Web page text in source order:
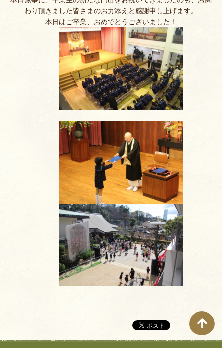
わり頂きました皆さまのお力添えと感謝申し上げます。
本日はご卒業、おめでとうございました！